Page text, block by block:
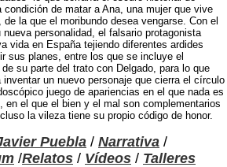
condición de matar a Ana, una mujer que vive
de la que el moribundo desea vengarse. Con el
nueva personalidad, el falsario protagonista
vida en España tejiendo diferentes ardides
sus planes, entre los que se incluye el
su parte del trato con Delgado, para lo que
inventar un nuevo personaje que cierra el círculo
juego de apariencias en el que nada es
en el que el bien y el mal son complementarios
la vileza tiene su propio código de honor.
Puebla / Narrativa /
/Relatos / Vídeos / Talleres